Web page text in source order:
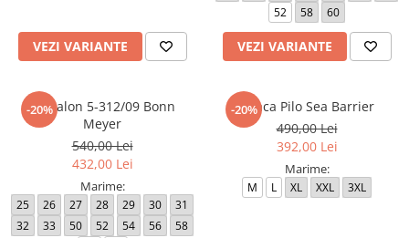
Trench
Salopete dama
Hanorace
VEZI VARIANTE
52
58 60
VEZI VARIANTE
-20%
Pantalon 5-312/09 Bonn
Meyer
540,00 Lei
432,00 Lei
Marime:
25 26 27 28 29 30
31
32
33 50 52 54 56
58
-20%
Geaca Pilo Sea Barrier
490,00 Lei
392,00 Lei
Marime:
M L XL XXL 3XL